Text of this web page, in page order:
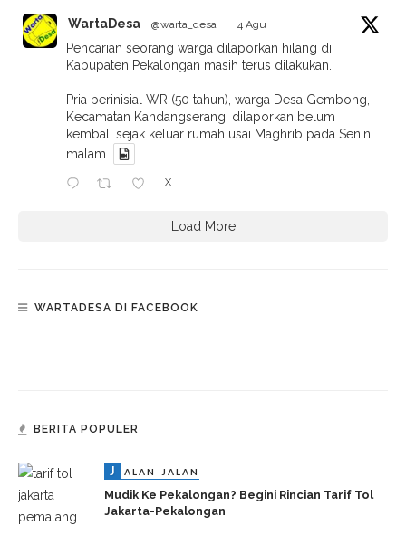
WartaDesa @warta_desa · 4 Agu
Pencarian seorang warga dilaporkan hilang di
Kabupaten Pekalongan masih terus dilakukan.
Pria berinisial WR (50 tahun), warga Desa Gembong,
Kecamatan Kandangserang, dilaporkan belum
kembali sejak keluar rumah usai Maghrib pada Senin
malam.
X
Load More
WARTADESA DI FACEBOOK
BERITA POPULER
J ALAN-JALAN
Mudik Ke Pekalongan? Begini Rincian Tarif Tol
Jakarta-Pekalongan